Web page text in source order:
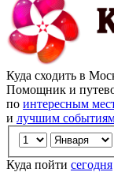
Куда сходить в
Помощник и
по интересным
и лучшим
Куда пойти сегодня